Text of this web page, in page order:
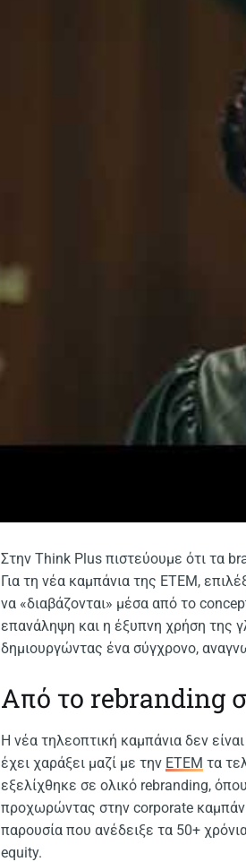
Στην Think Plus πιστεύουμε ότι τα
Για τη νέα καμπάνια της ΕΤΕΜ,
να «διαβάζονται» μέσα από το
επανάληψη και η έξυπνη χρήση της
δημιουργώντας ένα σύγχρονο,
Από το rebranding
Η νέα τηλεοπτική καμπάνια δεν
έχει χαράξει μαζί με την ΕΤΕΜ τα
εξελίχθηκε σε ολικό rebranding,
προχωρώντας στην corporate
παρουσία που ανέδειξε τα 50+
equity.